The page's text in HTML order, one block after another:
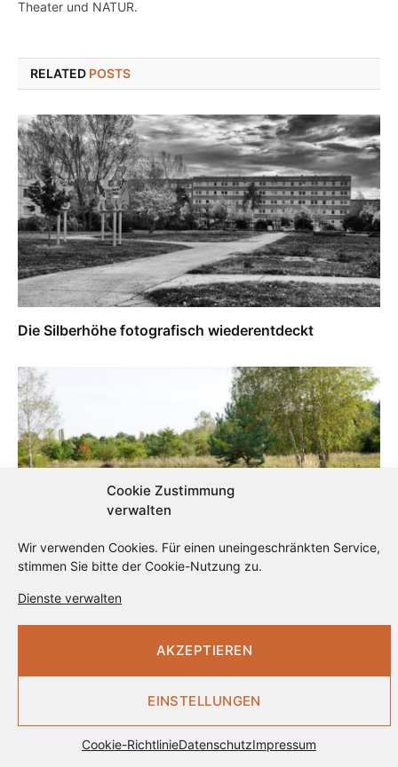
Cookie Zustimmung
verwalten
Wir verwenden Cookies. Für einen uneingeschränkten Service,
stimmen Sie bitte der Cookie-Nutzung zu.
Dienste verwalten
AKZEPTIEREN
EINSTELLUNGEN
Cookie-RichtlinieDatenschutzImpressum
Theater und NATUR.
RELATED POSTS
Die Silberhöhe fotografisch wiederentdeckt